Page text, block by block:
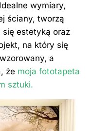
wymiary,
ściany, tworzą
się estetyką oraz
na który się
a
że moja fototapeta
sztuki.